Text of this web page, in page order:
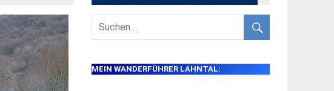
MEIN WANDERFÜHRER LAHNTAL: